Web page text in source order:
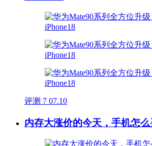
评测 7 07.10
内存大涨价的今天，手机怎